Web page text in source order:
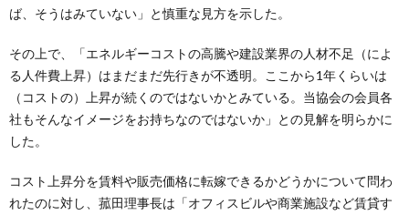
ば、そうはみていない」と慎重な見方を示した。
その上で、「エネルギーコストの高騰や建設業界の人材不足（によ
る人件費上昇）はまだまだ先行きが不透明。ここから1年くらいは
（コストの）上昇が続くのではないかとみている。当協会の会員各
社もそんなイメージをお持ちなのではないか」との見解を明らかに
した。
コスト上昇分を賃料や販売価格に転嫁できるかどうかについて問わ
れたのに対し、菰田理事長は「オフィスビルや商業施設など賃貸す